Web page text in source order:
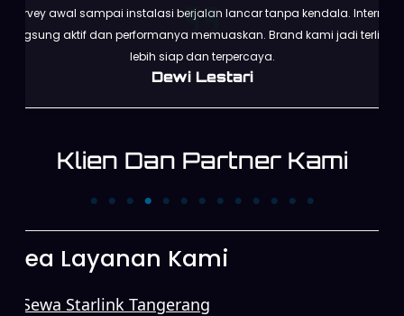
survey awal sampai instalasi berjalan lancar tanpa kendala. Internet
langsung aktif dan performanya memuaskan. Brand kami jadi terlihat
lebih siap dan terpercaya.
Dewi Lestari
Klien Dan Partner Kami
PT. KATAMEDIA
INDONESIA
PT Allgrand Power
Source Investment
Area Layanan Kami
Sewa Starlink Tangerang